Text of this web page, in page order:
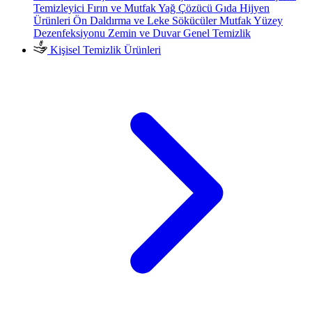
Temizleyici Fırın ve Mutfak Yağ Çözücü Gıda Hijyen
Ürünleri Ön Daldırma ve Leke SökücülerMutfak Yüzey
Dezenfeksiyonu Zemin ve Duvar Genel Temizlik
Kişisel Temizlik Ürünleri